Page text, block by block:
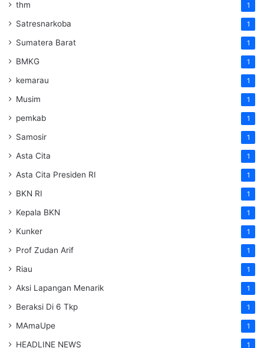
thm 1
Satresnarkoba 1
Sumatera Barat 1
BMKG 1
kemarau 1
Musim 1
pemkab 1
Samosir 1
Asta Cita 1
Asta Cita Presiden RI 1
BKN RI 1
Kepala BKN 1
Kunker 1
Prof Zudan Arif 1
Riau 1
Aksi Lapangan Menarik 1
Beraksi Di 6 Tkp 1
MAmaUpe 1
HEADLINE NEWS 1